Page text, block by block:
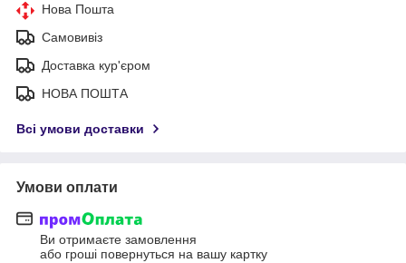
Нова Пошта
Самовивіз
Доставка кур'єром
НОВА ПОШТА
Всі умови доставки
Умови оплати
Ви отримаєте замовлення
або гроші повернуться на вашу картку